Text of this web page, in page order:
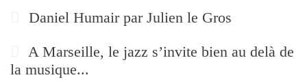
Daniel Humair par Julien le Gros
A Marseille, le jazz s’invite bien au delà de
la musique...